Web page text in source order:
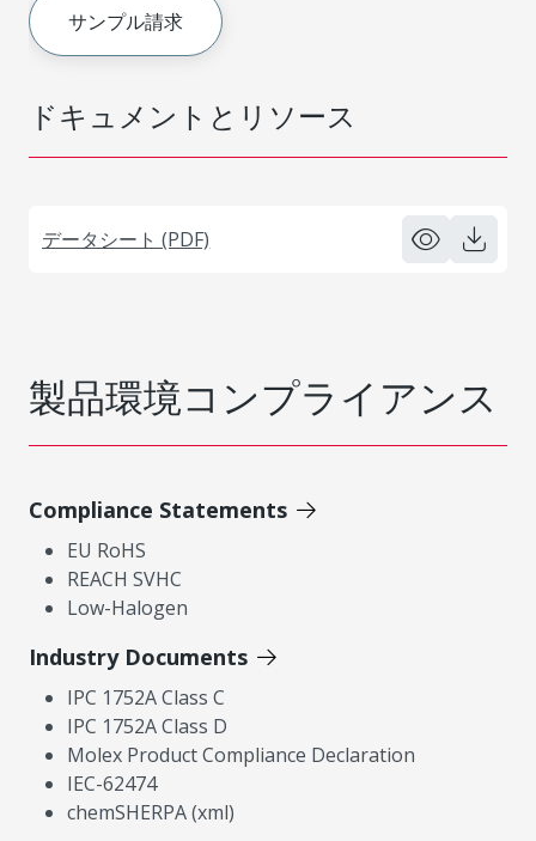
ドキュメントとリソース
データシート (PDF)
サンプル請求
製品環境コンプライアンス
Compliance Statements
EU RoHS
REACH SVHC
Low-Halogen
Industry Documents
IPC 1752A Class C
IPC 1752A Class D
Molex Product Compliance Declaration
IEC-62474
chemSHERPA (xml)